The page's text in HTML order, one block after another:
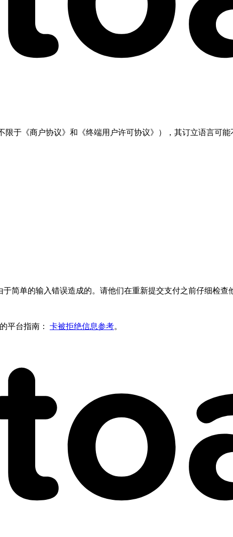
限于《商户协议》和《终端用户许可协议》），其订立语言可
于简单的输入错误造成的。请他们在重新提交支付之前仔细检查
平台指南： 卡被拒绝信息参考。